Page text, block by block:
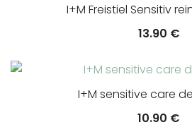
I+M Freistiel Sensitiv
13.90 €
I+M sensitive care
10.90 €